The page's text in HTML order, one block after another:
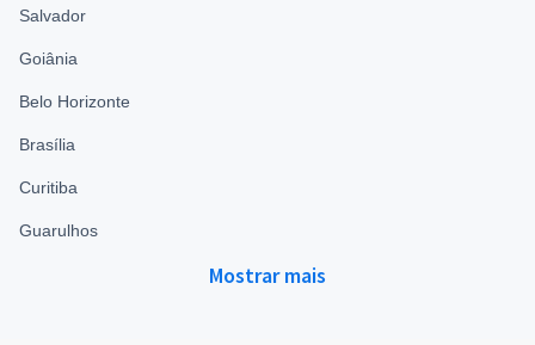
Salvador
Goiânia
Belo Horizonte
Brasília
Curitiba
Guarulhos
Mostrar mais